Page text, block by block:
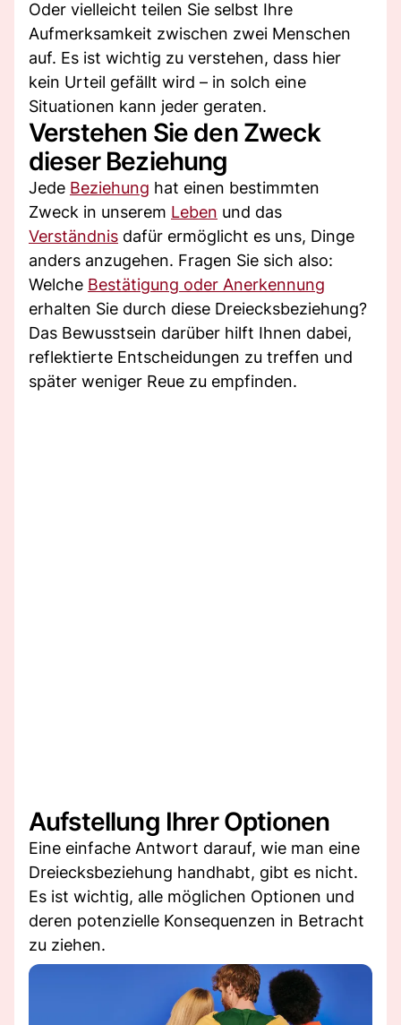
Oder vielleicht teilen Sie selbst Ihre
Aufmerksamkeit zwischen zwei Menschen
auf. Es ist wichtig zu verstehen, dass hier
kein Urteil gefällt wird – in solch eine
Situationen kann jeder geraten.
Verstehen Sie den Zweck
dieser Beziehung
Jede Beziehung hat einen bestimmten
Zweck in unserem Leben und das
Verständnis dafür ermöglicht es uns, Dinge
anders anzugehen. Fragen Sie sich also:
Welche Bestätigung oder Anerkennung
erhalten Sie durch diese Dreiecksbeziehung?
Das Bewusstsein darüber hilft Ihnen dabei,
reflektierte Entscheidungen zu treffen und
später weniger Reue zu empfinden.
Aufstellung Ihrer Optionen
Eine einfache Antwort darauf, wie man eine
Dreiecksbeziehung handhabt, gibt es nicht.
Es ist wichtig, alle möglichen Optionen und
deren potenzielle Konsequenzen in Betracht
zu ziehen.